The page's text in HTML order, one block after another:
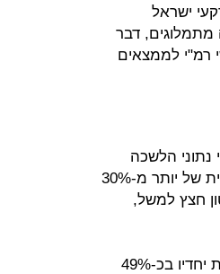
ישראל
מתמלוגים, דבר
רמ"י לממצאים
הלשכה
המרכזית לסטטיסטיקה, בחמש השנים האחרונות חלה עלייה ריאלית של יותר מ-30%
חצץ למשל,
עתודות חומרי החציבה מרוכזות בידיהן של ארבע חברות, שמחזיקות יחדיו בכ-49%